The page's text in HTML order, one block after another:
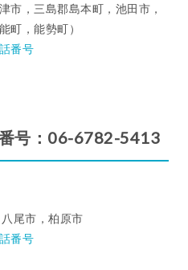
市，三島郡島本町，池田市，
町，能勢町）
番号
号：06-6782-5413
尾市，柏原市
番号